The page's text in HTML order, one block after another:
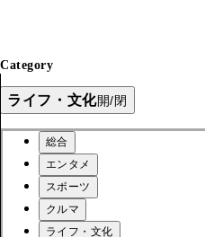
Category
ライフ・文化開/閉
総合
エンタメ
スポーツ
クルマ
ライフ・文化